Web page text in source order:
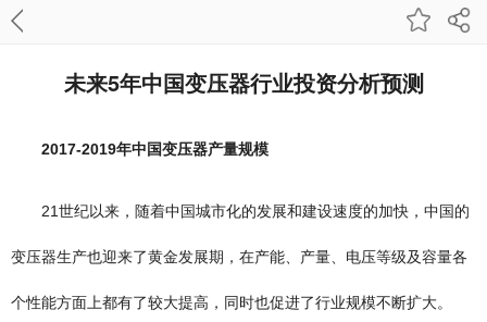
未来5年中国变压器行业投资分析预测
2017-2019年中国变压器产量规模
21世纪以来，随着中国城市化的发展和建设速度的加快，中国的
变压器生产也迎来了黄金发展期，在产能、产量、电压等级及容量各
个性能方面上都有了较大提高，同时也促进了行业规模不断扩大。